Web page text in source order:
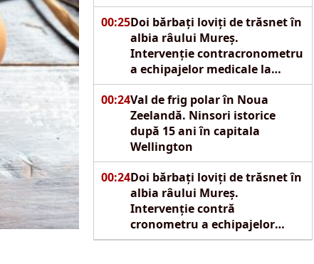
00:25Doi bărbați loviți de trăsnet în
albia râului Mureș.
Intervenție contracronometru
a echipajelor medicale la
Reghin
00:24Val de frig polar în Noua
Zeelandă. Ninsori istorice
după 15 ani în capitala
Wellington
00:24Doi bărbați loviți de trăsnet în
albia râului Mureș.
Intervenție contră
cronometru a echipajelor
SMURD la Reghin